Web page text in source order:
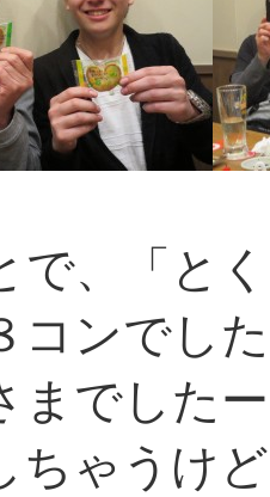
で、「と
コンでし
までした
ちゃうけ